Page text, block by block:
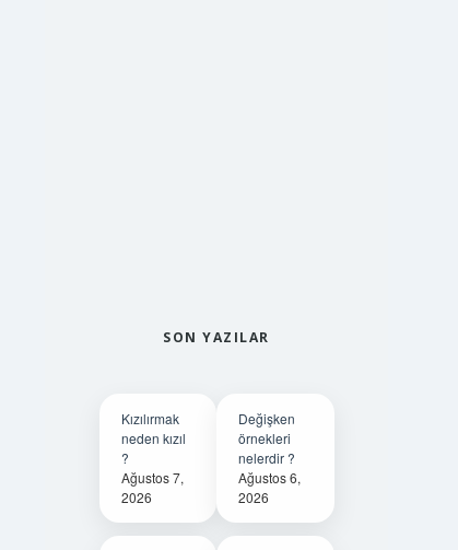
SON YAZILAR
Kızılırmak
neden kızıl
?
Ağustos 7,
2026
Değişken
örnekleri
nelerdir ?
Ağustos 6,
2026